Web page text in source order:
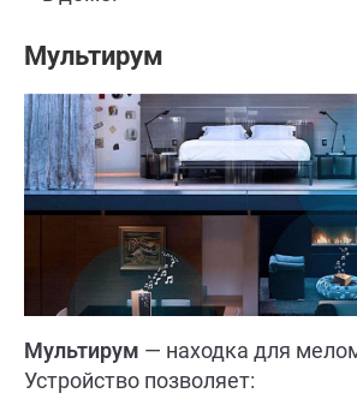
Мультирум
Мультирум — находка для
Устройство позволяет: